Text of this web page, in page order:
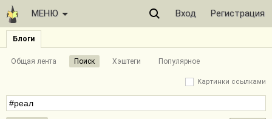
МЕНЮ Вход Регистрация
Блоги
Общая лента Поиск Хэштеги Популярное
Картинки ссылками